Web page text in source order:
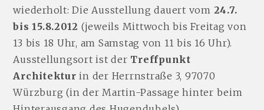
wiederholt: Die Ausstellung dauert vom 24.7.
bis 15.8.2012 (jeweils Mittwoch bis Freitag von
13 bis 18 Uhr, am Samstag von 11 bis 16 Uhr).
Ausstellungsort ist der Treffpunkt
Architektur in der Herrnstraße 3, 97070
Würzburg (in der Martin-Passage hinter beim